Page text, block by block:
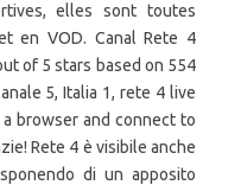
elles sont toutes
en VOD. Canal Rete 4
of 5 stars based on 554
5, Italia 1, rete 4 live
browser and connect to
Rete 4 è visibile anche
di un apposito